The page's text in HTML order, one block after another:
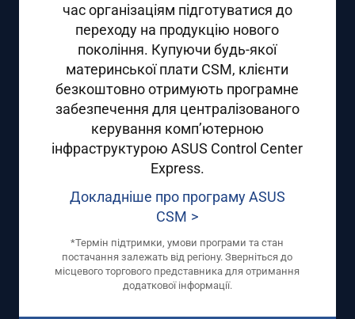
час організаціям підготуватися до
переходу на продукцію нового
покоління. Купуючи будь-якої
материнської плати CSM, клієнти
безкоштовно отримують програмне
забезпечення для централізованого
керування комп’ютерною
інфраструктурою ASUS Control Center
Express.
Докладніше про програму ASUS
CSM
*Термін підтримки, умови програми та стан
постачання залежать від регіону. Зверніться до
місцевого торгового представника для отримання
додаткової інформації.